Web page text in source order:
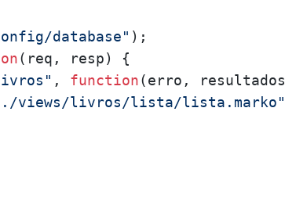
database" );
( req, resp) {
, function(erro, resultados
views/livros/lista/lista.marko"